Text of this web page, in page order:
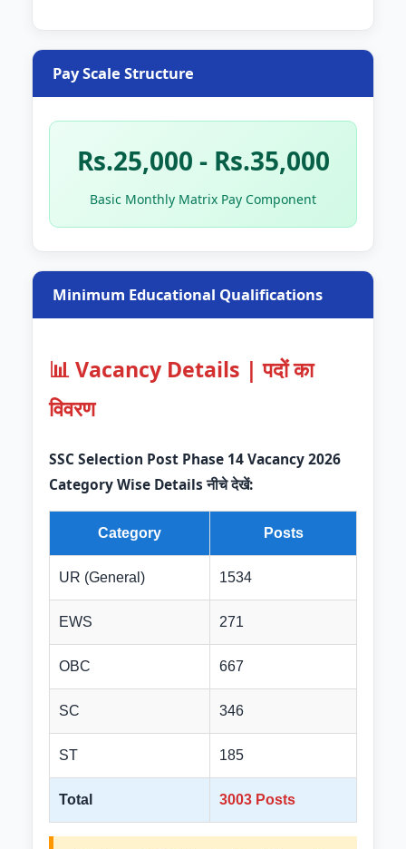
Pay Scale Structure
Rs.25,000 - Rs.35,000
Basic Monthly Matrix Pay Component
Minimum Educational Qualifications
📊 Vacancy Details | पदों का
विवरण
SSC Selection Post Phase 14 Vacancy 2026
Category Wise Details नीचे देखें:
Category Posts
UR (General) 1534
EWS 271
OBC 667
SC 346
ST 185
Total 3003 Posts